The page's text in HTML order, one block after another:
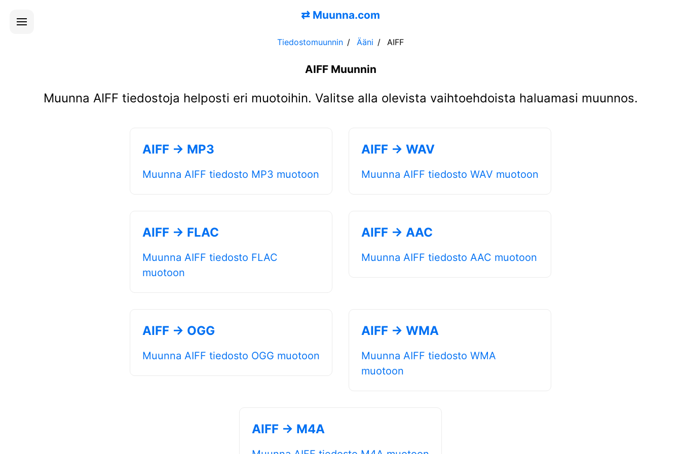
⇄ Muunna.com
Tiedostomuunnin Ääni AIFF
AIFF Muunnin
Muunna AIFF tiedostoja helposti eri muotoihin. Valitse alla olevista vaihtoehdoista haluamasi muunnos.
AIFF → MP3
Muunna AIFF tiedosto MP3 muotoon
AIFF → WAV
Muunna AIFF tiedosto WAV muotoon
AIFF → FLAC
Muunna AIFF tiedosto FLAC
muotoon
AIFF → AAC
Muunna AIFF tiedosto AAC muotoon
AIFF → OGG
Muunna AIFF tiedosto OGG muotoon
AIFF → WMA
Muunna AIFF tiedosto WMA
muotoon
AIFF → M4A